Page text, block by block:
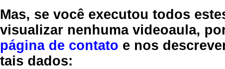
Mas, se você executou todos
visualizar nenhuma videoaula,
página de contato e nos
tais dados: